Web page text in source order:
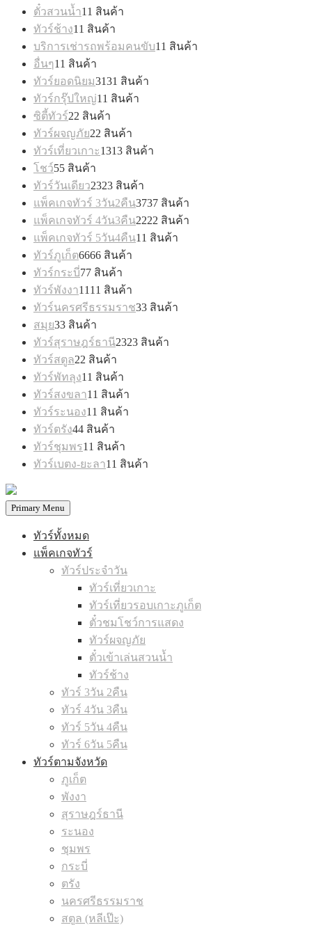
ตั๋วสวนน้ำ1 1 สินค้า
ทัวร์ช้าง1 1 สินค้า
บริการเช่ารถพร้อมคนขับ1 1 สินค้า
อื่นๆ1 1 สินค้า
ทัวร์ยอดนิยม3131 สินค้า
ทัวร์กรุ๊ปใหญ่1 1 สินค้า
ซิตี้ทัวร์22 สินค้า
ทัวร์ผจญภัย22 สินค้า
ทัวร์เที่ยวเกาะ1313 สินค้า
โชว์55 สินค้า
ทัวร์วันเดียว2323 สินค้า
แพ็คเกจทัวร์ 3วัน2คืน3737 สินค้า
แพ็คเกจทัวร์ 4วัน3คืน2222 สินค้า
แพ็คเกจทัวร์ 5วัน4คืน1 1 สินค้า
ทัวร์ภูเก็ต6666 สินค้า
ทัวร์กระบี่77 สินค้า
ทัวร์พังงา11 11 สินค้า
ทัวร์นครศรีธรรมราช33 สินค้า
สมุย33 สินค้า
ทัวร์สุราษฎร์ธานี2323 สินค้า
ทัวร์สตูล22 สินค้า
ทัวร์พัทลุง1 1 สินค้า
ทัวร์สงขลา1 1 สินค้า
ทัวร์ระนอง1 1 สินค้า
ทัวร์ตรัง44 สินค้า
ทัวร์ชุมพร1 1 สินค้า
ทัวร์เบตง-ยะลา1 1 สินค้า
Primary Menu
ทัวร์ทั้งหมด
แพ็คเกจทัวร์
ทัวร์ประจำวัน
ทัวร์เที่ยวเกาะ
ทัวร์เที่ยวรอบเกาะภูเก็ต
ตั๋วชมโชว์การแสดง
ทัวร์ผจญภัย
ตั๋วเข้าเล่นสวนน้ำ
ทัวร์ช้าง
ทัวร์ 3วัน 2คืน
ทัวร์ 4วัน 3คืน
ทัวร์ 5วัน 4คืน
ทัวร์ 6วัน 5คืน
ทัวร์ตามจังหวัด
ภูเก็ต
พังงา
สุราษฎร์ธานี
ระนอง
ชุมพร
กระบี่
ตรัง
นครศรีธรรมราช
สตูล (หลีเป๊ะ)